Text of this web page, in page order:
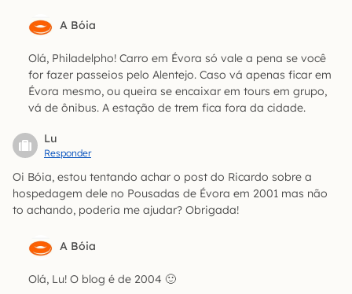
A Bóia
Olá, Philadelpho! Carro em Évora só vale a pena se você
for fazer passeios pelo Alentejo. Caso vá apenas ficar em
Évora mesmo, ou queira se encaixar em tours em grupo,
vá de ônibus. A estação de trem fica fora da cidade.
Lu
Responder
Oi Bóia, estou tentando achar o post do Ricardo sobre a
hospedagem dele no Pousadas de Évora em 2001 mas não
to achando, poderia me ajudar? Obrigada!
A Bóia
Olá, Lu! O blog é de 2004 🙂